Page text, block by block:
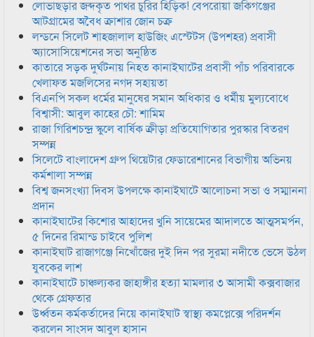
লোভাছড়ার জব্দকৃত পাথর চুরির হিড়িক! বেপরোয়া জকিগঞ্জের
আটগ্রামের অবৈধ ক্রাশার জোন চক্র
লন্ডনে সিলেট শাহজালাল হাউজিং এস্টেটস (উপশহর) প্রবাসী
অ্যাসোসিয়েশনের সভা অনুষ্ঠিত
কাতারে সড়ক দুর্ঘটনায় নিহত কানাইঘাটের প্রবাসী পাঁচ পরিবারকে
খেলাফত মজলিসের নগদ সহায়তা
বিএনপি সকল ধর্মের মানুষের সমান অধিকার ও ধর্মীয় মুল্যবোধে
বিশ্বাসী: আবুল কাহের চৌ: শামিম
রাজা গিরিশচন্দ্র স্কুলে বার্ষিক ক্রীড়া প্রতিযোগিতার পুরস্কার বিতরণ
সম্পন্ন
সিলেটে বাংলাদেশ গ্রুপ থিয়েটার ফেডারেশানের বিভাগীয় অভিনয়
কর্মশালা সম্পন্ন
বিশ্ব জনসংখ্যা দিবস উপলক্ষে কানাইঘাটে আলোচনা সভা ও সম্মাননা
প্রদান
কানাইঘাটের কিশোর আহাদের খুনি সায়েমের আদালতে আত্মসমর্পন,
৫ দিনের রিমান্ড চাইবে পুলিশ
কানাইঘাট রাজাগঞ্জে নিখোঁজের দুই দিন পর সুরমা নদীতে ভেসে উঠল
যুবকের লাশ
কানাইঘাটে চাঞ্চল্যকর জাহাঙ্গীর হত্যা মামলার ৩ আসামী কক্সবাজার
থেকে গ্রেফতার
উর্ধ্বতন কর্মকর্তাদের নিয়ে কানাইঘাট স্বাস্থ্য কমপ্লেক্সে পরিদর্শন
করলেন সাংসদ আবুল হাসান